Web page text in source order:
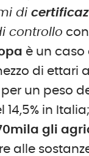
di
controllo
è un caso
di
un peso
14,5% in
gli
alle